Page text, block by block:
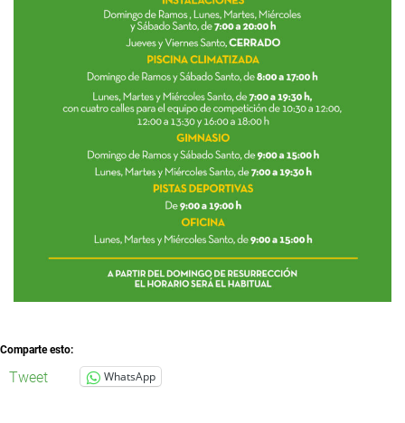
Comparte esto:
Tweet WhatsApp